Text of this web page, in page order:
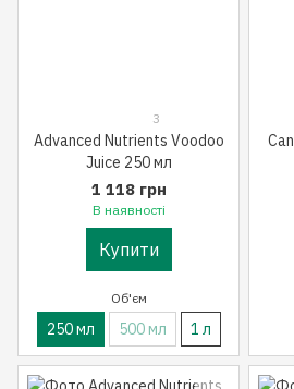
3
Advanced Nutrients Voodoo
Juice 250 мл
1 118 грн
В наявності
Купити
Об'єм
250 мл 500 мл 1 л